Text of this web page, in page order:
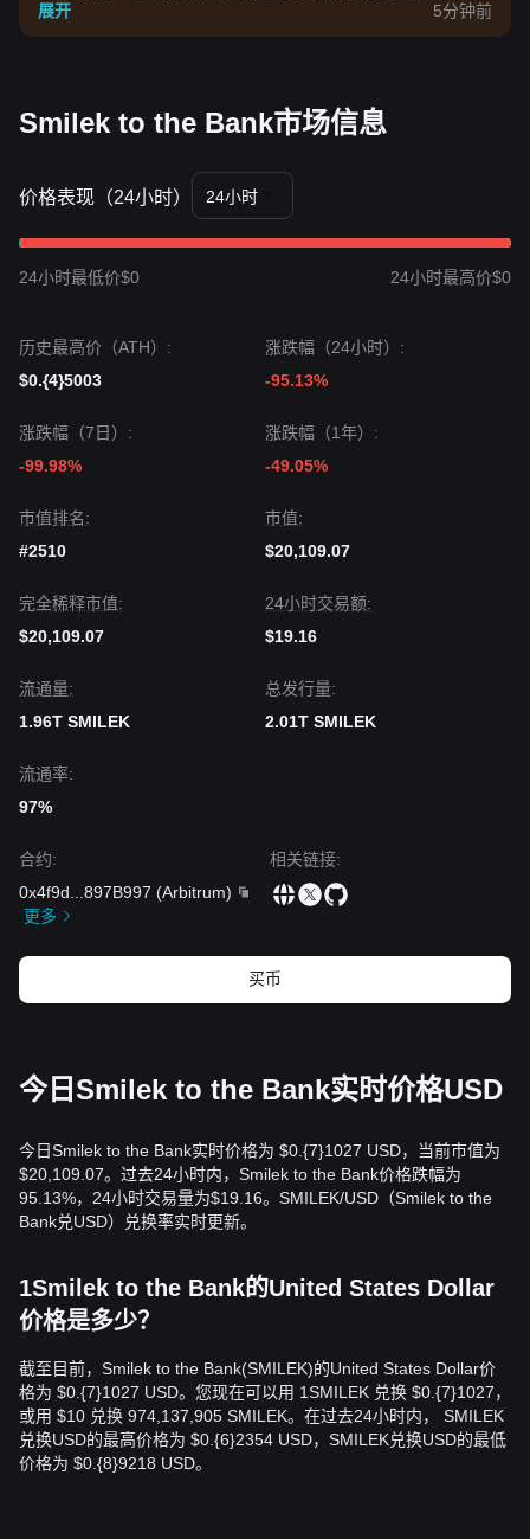
展开
5分钟前
Smilek to the Bank市场信息
价格表现（24小时） 24小时
24小时最低价$0 24小时最高价$0
历史最高价（ATH）:
$0.{4}5003
涨跌幅（24小时）:
-95.13%
涨跌幅（7日）:
-99.98%
涨跌幅（1年）:
-49.05%
市值排名:
#2510
市值:
$20,109.07
完全稀释市值:
$20,109.07
24小时交易额:
$19.16
流通量:
1.96T SMILEK
总发行量:
2.01T SMILEK
流通率:
97%
合约:
0x4f9d
897B997 (Arbitrum)
更多
相关链接:
买币
今日Smilek to the Bank实时价格USD
今日Smilek to the Bank实时价格为 $0.{​7}1027 USD，当前市值为
$20,109.07。过去24小时内，Smilek to the Bank价格跌幅为
95.13%，24小时交易量为$19.16。SMILEK/USD（Smilek to the
Bank兑USD）兑换率实时更新。
1Smilek to the Bank的United States Dollar
价格是多少？
截至目前，Smilek to the Bank(SMILEK)的United States Dollar价
格为 $0.{​7}1027 USD。您现在可以用 1SMILEK 兑换 $0.{​7}1027，
或用 $10 兑换 974,137,905 SMILEK。在过去24小时内， SMILEK
兑换USD的最高价格为 $0.{​6}2354 USD，SMILEK兑换USD的最低
价格为 $0.{​8}9218 USD。